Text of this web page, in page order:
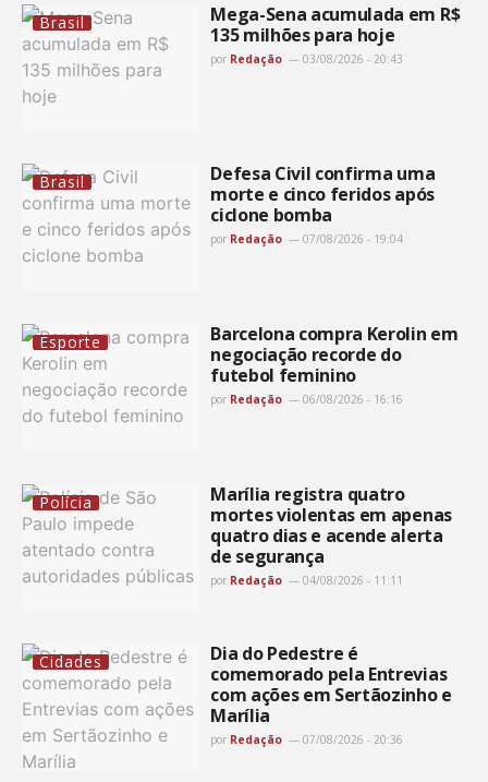
Brasil
Mega-Sena acumulada em R$
135 milhões para hoje
por Redação 03/08/2026 - 20:43
Brasil
Defesa Civil confirma uma
morte e cinco feridos após
ciclone bomba
por Redação 07/08/2026 - 19:04
Esporte
Barcelona compra Kerolin em
negociação recorde do
futebol feminino
por Redação 06/08/2026 - 16:16
Polícia
Marília registra quatro
mortes violentas em apenas
quatro dias e acende alerta
de segurança
por Redação 04/08/2026 - 11:11
Cidades
Dia do Pedestre é
comemorado pela Entrevias
com ações em Sertãozinho e
Marília
por Redação 07/08/2026 - 20:36